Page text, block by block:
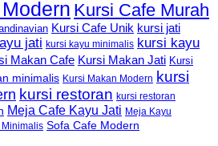
Kursi Cafe Murah
Kursi Cafe Unik kursi jati
jati kursi kayu minimalis kursi kayu
Makan Cafe Kursi Makan Jati Kursi
minimalis Kursi Makan Modern
kursi
kursi restoran kursi restoran
Meja Cafe Kayu Jati Meja Kayu
Minimalis Sofa Cafe Modern